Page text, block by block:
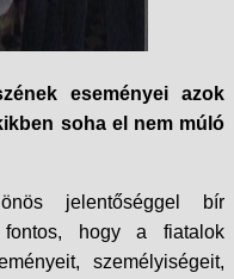
eseményei azok
soha el nem múló
jelentőséggel bír
fontos, hogy a fiatalok
személyiségeit,